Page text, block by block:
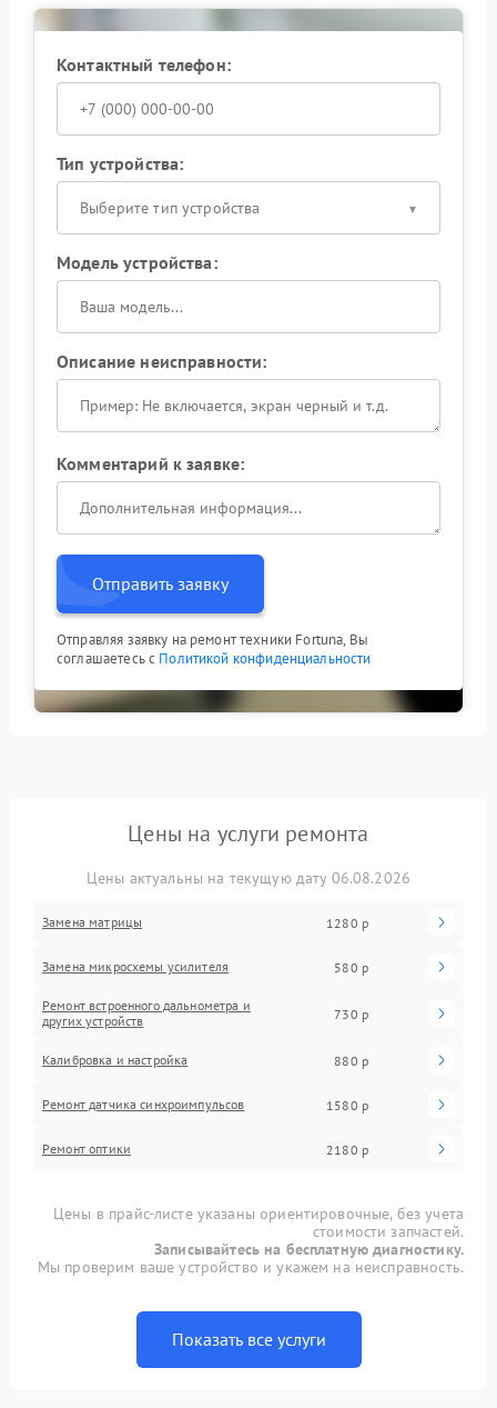
Контактный телефон:
Тип устройства:
Выберите тип устройства
Модель устройства:
Описание неисправности:
Комментарий к заявке:
Отправить заявку
Отправляя заявку на ремонт техники Fortuna, Вы
соглашаетесь с Политикой конфиденциальности
Цены на услуги ремонта
Цены актуальны на текущую дату 06.08.2026
Замена матрицы 1280 р
Замена микросхемы усилителя 580 р
Ремонт встроенного дальнометра и
других устройств
730 р
Калибровка и настройка 880 р
Ремонт датчика синхроимпульсов 1580 р
Ремонт оптики 2180 р
Цены в прайс-листе указаны ориентировочные, без учета
стоимости запчастей.
Записывайтесь на бесплатную диагностику.
Мы проверим ваше устройство и укажем на неисправность.
Показать все услуги